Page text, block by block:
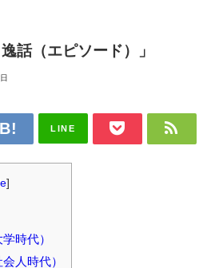
話（エピソード）」
LINE
]
時代）
人時代）